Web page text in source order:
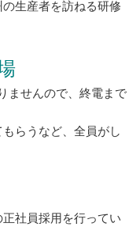
生産者を訪ねる研修
ませんので、終電まで
らうなど、全員がし
社員採用を行ってい